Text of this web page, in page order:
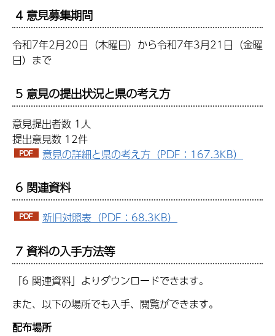
4 意見募集期間
令和7年2月20日（木曜日）から令和7年3月21日（金曜
日）まで
5 意見の提出状況と県の考え方
意見提出者数 1人
提出意見数 12件
意見の詳細と県の考え方（PDF：167.3KB）
6 関連資料
新旧対照表（PDF：68.3KB）
7 資料の入手方法等
「6 関連資料」よりダウンロードできます。
また、以下の場所でも入手、閲覧ができます。
配布場所